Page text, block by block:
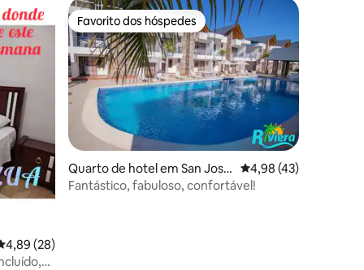
média de 4,89 em 5 estrelas, 28avaliações
4,89 (28)
Favorito dos hóspedes
Favorito dos hóspedes
Quarto de hotel em San Jose
de Las Matas
Classificação média
4,98 (43)
Fantástico, fabuloso, confortável!